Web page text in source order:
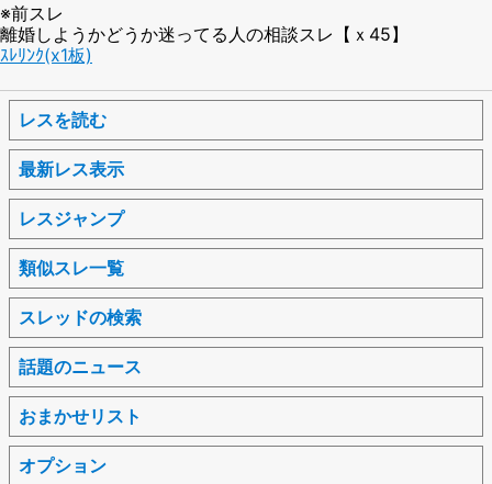
※前スレ
離婚しようかどうか迷ってる人の相談スレ【ｘ45】
ｽﾚﾘﾝｸ(x1板)
レスを読む
最新レス表示
レスジャンプ
類似スレ一覧
スレッドの検索
話題のニュース
おまかせリスト
オプション